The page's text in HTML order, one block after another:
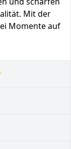
Mit der
Momente auf